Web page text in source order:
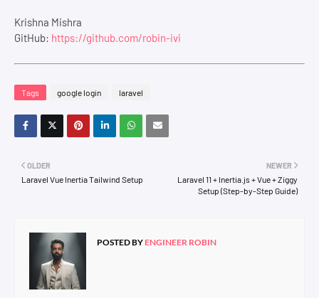
Krishna Mishra
GitHub: https://github.com/robin-ivi
Tags google login laravel
NEWER
Laravel 11 + Inertia.js + Vue + Ziggy
Setup (Step-by-Step Guide)
OLDER
Laravel Vue Inertia Tailwind Setup
POSTED BY ENGINEER ROBIN